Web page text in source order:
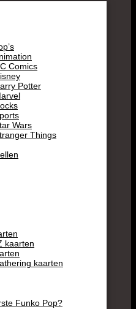
Comics
Potter
Wars
Things
kaarten
kaarten
Funko Pop?